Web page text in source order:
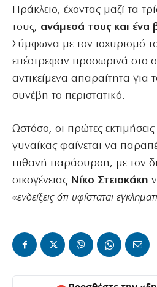
Ηράκλειο, έχοντας μαζί τα
τους, ανάμεσά τους και
Σύμφωνα με τον ισχυρισμό
επέστρεφαν προσωρινά στο
αντικείμενα απαραίτητα για
συνέβη το περιστατικό.
Ωστόσο, οι πρώτες
γυναίκας φαίνεται να
πιθανή παράσυρση, με τον
οικογένειας Νίκο Στειακάκη
«ενδείξεις ότι υφίσταται